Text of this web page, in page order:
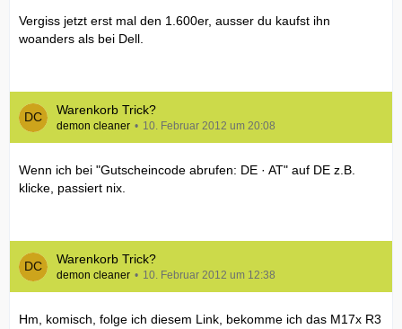
Vergiss jetzt erst mal den 1.600er, ausser du kaufst ihn
woanders als bei Dell.
Warenkorb Trick?
demon cleaner 10. Februar 2012 um 20:08
Wenn ich bei "Gutscheincode abrufen: DE · AT" auf DE z.B.
klicke, passiert nix.
Warenkorb Trick?
demon cleaner 10. Februar 2012 um 12:38
Hm, komisch, folge ich diesem Link, bekomme ich das M17x R3